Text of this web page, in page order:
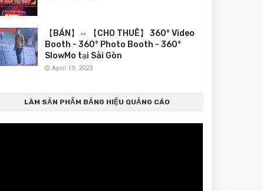
【BÁN】⇔ 【CHO THUÊ】 360° Video
Booth - 360° Photo Booth - 360°
SlowMo tại Sài Gòn
April 19, 2023
LÀM SẢN PHẨM BẢNG HIỆU QUẢNG CÁO